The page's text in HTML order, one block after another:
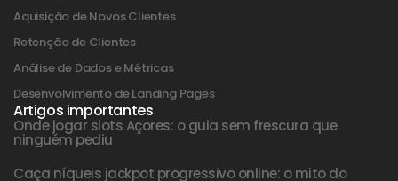
Aquisição de Novos Clientes
Retenção de Clientes
Análise de Dados e Métricas
Desenvolvimento de Landing Pages
Artigos importantes
Onde jogar slots Açores: o guia sem frescura que
ninguém pediu
Caça níqueis jackpot progressivo online: o mito do